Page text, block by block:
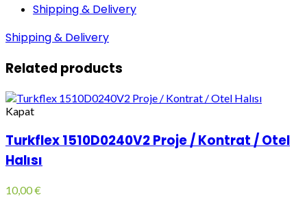
Shipping & Delivery
Shipping & Delivery
Related products
Kapat
Turkflex 1510D0240V2 Proje / Kontrat / Otel
Halısı
10,00€